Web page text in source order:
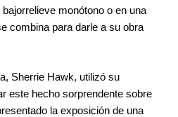
monótono o en una
combina para darle a su obra
Sherrie Hawk, utilizó su
este hecho sorprendente sobre
la exposición de una